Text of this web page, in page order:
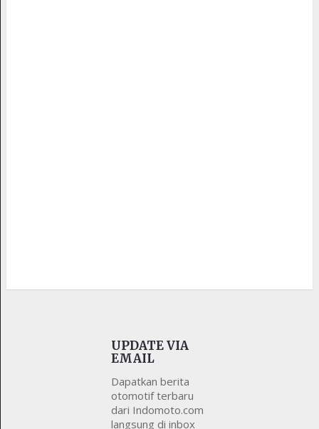
UPDATE VIA
EMAIL
Dapatkan berita
otomotif terbaru
dari Indomoto.com
langsung di inbox